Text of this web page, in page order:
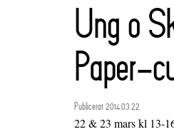
Ung o
Paper-
Publicerat 2014.03.22
22 & 23 mars kl 13-